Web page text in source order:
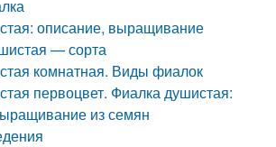
описание, выращивание
— сорта
комнатная. Виды фиалок
первоцвет. Фиалка душистая:
из семян